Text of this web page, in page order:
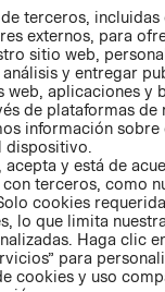
terceros, incluidas
externos, para
sitio web,
y entregar
web, aplicaciones y
de plataformas de
información sobre
dispositivo.
acepta y está de
terceros, como
cookies
lo que limita
Haga clic
para
cookies y uso